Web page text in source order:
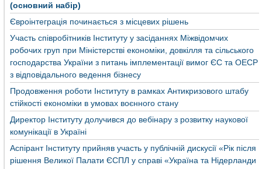
(основний набір)
Євроінтеграція починається з місцевих рішень
Участь співробітників Інституту у засіданнях Міжвідомчих
робочих груп при Міністерстві економіки, довкілля та сільського
господарства України з питань імплементації вимог ЄС та ОЕСР
з відповідального ведення бізнесу
Продовження роботи Інституту в рамках Антикризового штабу
стійкості економіки в умовах воєнного стану
Директор Інституту долучився до вебінару з розвитку наукової
комунікації в Україні
Аспірант Інституту прийняв участь у публічній дискусії «Рік після
рішення Великої Палати ЄСПЛ у справі «Україна та Нідерланди